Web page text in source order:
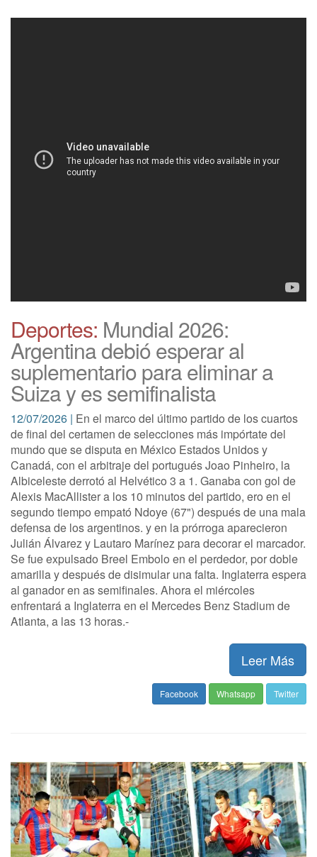
Deportes: Mundial 2026:
Argentina debió esperar al
suplementario para eliminar a
Suiza y es semifinalista
12/07/2026 | En el marco del último partido de los cuartos
de final del certamen de selecciones más impórtate del
mundo que se disputa en México Estados Unidos y
Canadá, con el arbitraje del portugués Joao Pinheiro, la
Albiceleste derrotó al Helvético 3 a 1. Ganaba con gol de
Alexis MacAllister a los 10 minutos del partido, ero en el
segundo tiempo empató Ndoye (67") después de una mala
defensa de los argentinos. y en la prórroga aparecieron
Julián Álvarez y Lautaro Marínez para decorar el marcador.
Se fue expulsado Breel Embolo en el perdedor, por doble
amarilla y después de disimular una falta. Inglaterra espera
al ganador en as semifinales. Ahora el miércoles
enfrentará a Inglaterra en el Mercedes Benz Stadium de
Atlanta, a las 13 horas.-
Leer Más
Facebook Whatsapp Twitter